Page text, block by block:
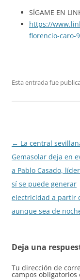
SÍGAME EN
https://
florencio-caro-
Esta entrada fue
Navegación
de
entradas
← La central
Gemasolar deja en
a Pablo Casado,
sí se puede generar
electricidad a partir
aunque sea de
Deja una
Tu dirección de
campos obligatorios